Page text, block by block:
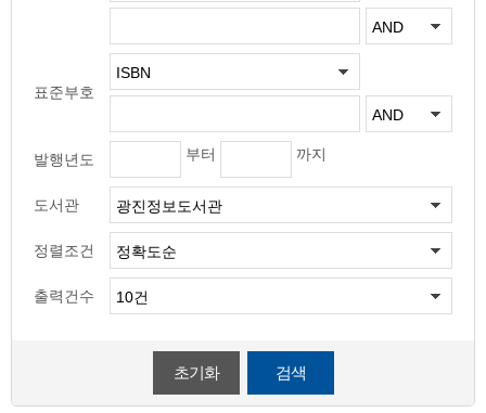
표준부호
발행년도 부터 까지
도서관
정렬조건
출력건수
초기화 검색